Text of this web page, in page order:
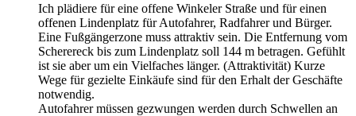
Ich plädiere für eine offene Winkeler Straße und für einen
offenen Lindenplatz für Autofahrer, Radfahrer und Bürger.
Eine Fußgängerzone muss attraktiv sein. Die Entfernung vom
Scherereck bis zum Lindenplatz soll 144 m betragen. Gefühlt
ist sie aber um ein Vielfaches länger. (Attraktivität) Kurze
Wege für gezielte Einkäufe sind für den Erhalt der Geschäfte
notwendig.
Autofahrer müssen gezwungen werden durch Schwellen an